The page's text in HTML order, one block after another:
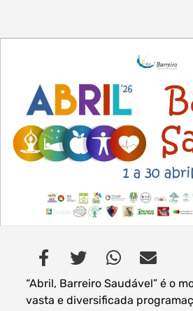
Tipo de conteúdo
Filtro dos anos
Filtros dos meses
“Abril, Barreiro Saudável” é o
vasta e diversificada